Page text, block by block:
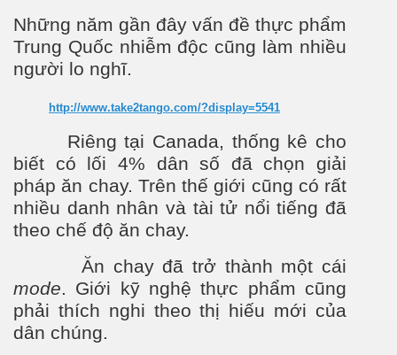
Những năm gần đây vấn đề thực phẩm
Trung Quốc nhiễm độc cũng làm nhiều
người lo nghĩ.
http://www.take2tango.com/?display=5541
Riêng tại Canada, thống kê cho
biết có lối 4% dân số đã chọn giải
pháp ăn chay. Trên thế giới cũng có rất
nhiều danh nhân và tài tử nổi tiếng đã
theo chế độ ăn chay.
Ăn chay đã trở thành một cái
mode. Giới kỹ nghệ thực phẩm cũng
phải thích nghi theo thị hiếu mới của
dân chúng.